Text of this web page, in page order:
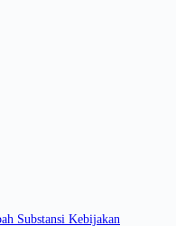
Substansi Kebijakan